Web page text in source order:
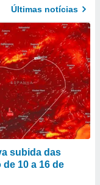
Últimas notícias
subida das
10 a 16 de